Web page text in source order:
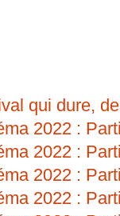
qui dure,
2022 :
2022 :
2022 :
2022 :